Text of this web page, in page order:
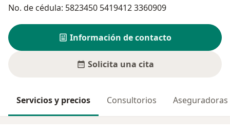
No. de cédula: 5823450 5419412 3360909
Información de contacto
Solicita una cita
Servicios y precios Consultorios Aseguradoras